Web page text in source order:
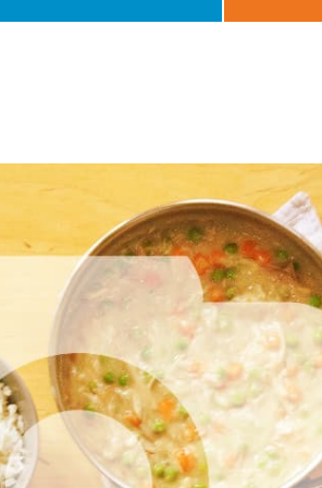
Gang
Dauer
Anlass